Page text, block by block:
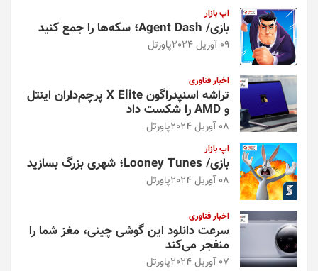
اپ بازار
بازی/ Agent Dash؛ سکه‌ها را جمع کنید
09 آوریل 2024 پاورتل
اخبار فناوری
تراشه اسنپدراگون X Elite پرچم‌داران اینتل
و AMD را شکست داد
08 آوریل 2024 پاورتل
اپ بازار
بازی/ Looney Tunes؛ شهری بزرگ بسازید
08 آوریل 2024 پاورتل
اخبار فناوری
سرعت دانلود این گوشی چینی، مغز شما را
منفجر می‌کند
07 آوریل 2024 پاورتل